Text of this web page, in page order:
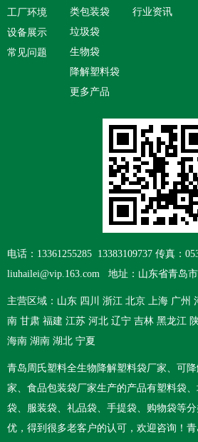
工厂环境
设备展示
常见问题
类包装袋
垃圾袋
生物袋
降解塑料袋
更多产品
行业资讯
电话：13361255285 13383109737 传真：
liuhailei@vip.163.com 地址：山东省青岛
主营区域：山东 四川 浙江 北京 上海 广州
南 甘肃 福建 江苏 河北 辽宁 吉林 黑龙江
海南 湖南 湖北 宁夏
青岛周氏塑料全生物降解塑料袋厂家 可
家
食品包装袋厂家生产的产品有塑料袋
袋、服装袋、礼品袋、手提袋、购物袋等
优，得到很多老客户的认可，欢迎咨询！